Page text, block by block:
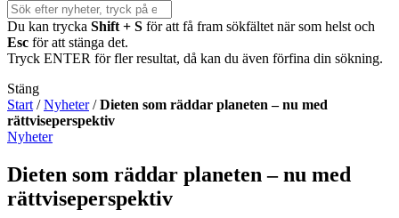
Du kan trycka Shift + S för att få fram sökfältet när som helst och
Esc för att stänga det.
Tryck ENTER för fler resultat, då kan du även förfina din sökning.
Stäng
Start /Nyheter/Dieten som räddar planeten – nu med
rättviseperspektiv
Nyheter
Dieten som räddar planeten – nu med
rättviseperspektiv